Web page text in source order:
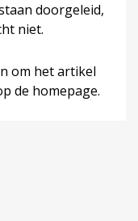
doorgeleid,
niet.
om het artikel
de homepage.